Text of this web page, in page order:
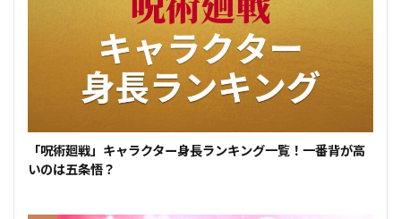
「呪術廻戦」キャラクター身長ランキング一覧！一番背が高
いのは五条悟？